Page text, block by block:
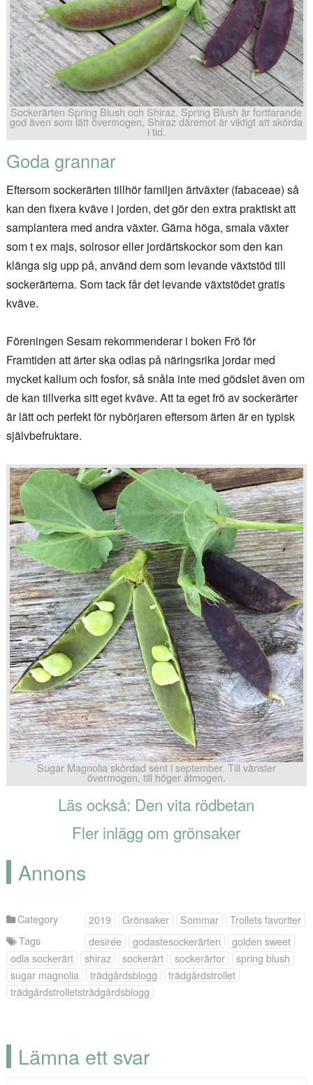
Sockerärten Spring Blush och Shiraz. Spring Blush är fortfarande
god även som lätt övermogen, Shiraz däremot är viktigt att skörda
i tid.
Goda grannar
Eftersom sockerärten tillhör familjen ärtväxter (fabaceae) så
kan den fixera kväve i jorden, det gör den extra praktiskt att
samplantera med andra växter. Gärna höga, smala växter
som t ex majs, solrosor eller jordärtskockor som den kan
klänga sig upp på, använd dem som levande växtstöd till
sockerärterna. Som tack får det levande växtstödet gratis
kväve.
Föreningen Sesam rekommenderar i boken Frö för
Framtiden att ärter ska odlas på näringsrika jordar med
mycket kalium och fosfor, så snåla inte med gödslet även om
de kan tillverka sitt eget kväve. Att ta eget frö av sockerärter
är lätt och perfekt för nybörjaren eftersom ärten är en typisk
självbefruktare.
Sugar Magnolia skördad sent i september. Till vänster
övermogen, till höger ätmogen.
Läs också: Den vita rödbetan
Fler inlägg om grönsaker
Annons
Category 2019 Grönsaker Sommar
Trollets favoriter
Tags
desirée godastesockerärten
golden sweet
odla sockerärt
shiraz sockerärt sockerärtor
spring blush
sugar magnolia
trädgårdsblogg
trädgårdstrollet
trädgårdstrolletsträdgårdsblogg
Lämna ett svar